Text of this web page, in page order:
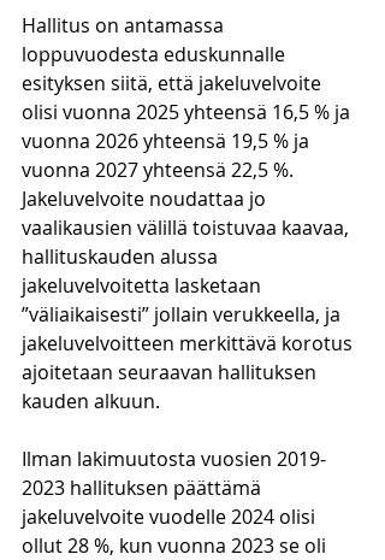
Hallitus on antamassa
loppuvuodesta eduskunnalle
esityksen siitä, että jakeluvelvoite
olisi vuonna 2025 yhteensä 16,5 % ja
vuonna 2026 yhteensä 19,5 % ja
vuonna 2027 yhteensä 22,5 %.
Jakeluvelvoite noudattaa jo
vaalikausien välillä toistuvaa kaavaa,
hallituskauden alussa
jakeluvelvoitetta lasketaan
”väliaikaisesti” jollain verukkeella, ja
jakeluvelvoitteen merkittävä korotus
ajoitetaan seuraavan hallituksen
kauden alkuun.
Ilman lakimuutosta vuosien 2019-
2023 hallituksen päättämä
jakeluvelvoite vuodelle 2024 olisi
ollut 28 %, kun vuonna 2023 se oli